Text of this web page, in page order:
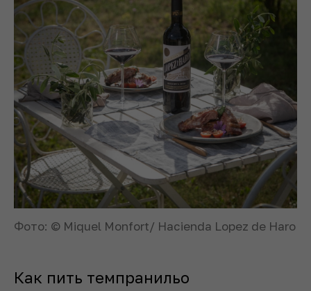
Фото: © Miquel Monfort/ Hacienda Lopez de Haro
Как пить темпранильо